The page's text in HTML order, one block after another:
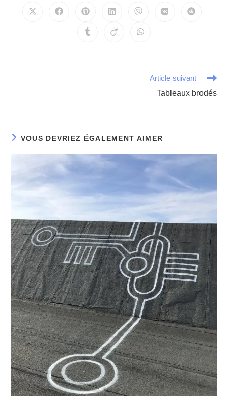
Article suivant
Tableaux brodés
VOUS DEVRIEZ ÉGALEMENT AIMER